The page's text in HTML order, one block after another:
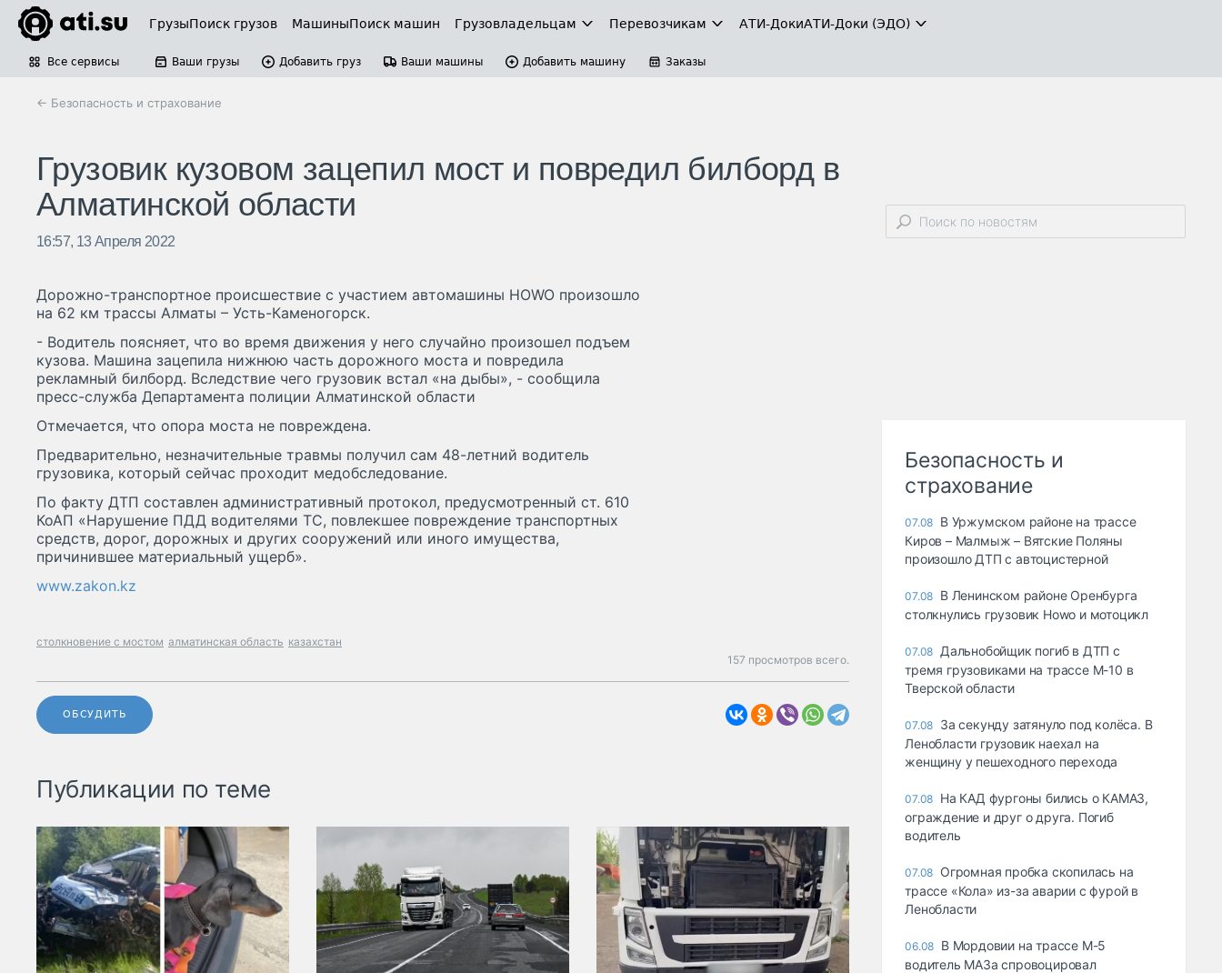
ГрузыПоиск грузов МашиныПоиск машин Грузовладельцам Перевозчикам АТИ-ДокиАТИ-Доки (ЭДО)
Все сервисы Ваши грузы Добавить груз Ваши машины Добавить машину Заказы
← Безопасность и страхование
Грузовик кузовом зацепил мост и повредил билборд в
Алматинской области
16:57, 13 Апреля 2022
Дорожно-транспортное происшествие с участием автомашины HOWO произошло
на 62 км трассы Алматы – Усть-Каменогорск.
- Водитель поясняет, что во время движения у него случайно произошел подъем
кузова. Машина зацепила нижнюю часть дорожного моста и повредила
рекламный билборд. Вследствие чего грузовик встал «на дыбы», - сообщила
пресс-служба Департамента полиции Алматинской области
Отмечается, что опора моста не повреждена.
Предварительно, незначительные травмы получил сам 48-летний водитель
грузовика, который сейчас проходит медобследование.
По факту ДТП составлен административный протокол, предусмотренный ст. 610
КоАП «Нарушение ПДД водителями ТС, повлекшее повреждение транспортных
средств, дорог, дорожных и других сооружений или иного имущества,
причинившее материальный ущерб».
www.zakon.kz
столкновение с мостом алматинская область казахстан
157 просмотров всего.
ОБСУДИТЬ
Публикации по теме
Безопасность и
страхование
07.08 В Уржумском районе на трассе
Киров – Малмыж – Вятские Поляны
произошло ДТП с автоцистерной
07.08 В Ленинском районе Оренбурга
столкнулись грузовик Howo и мотоцикл
07.08 Дальнобойщик погиб в ДТП с
тремя грузовиками на трассе М-10 в
Тверской области
07.08 За секунду затянуло под колёса. В
Ленобласти грузовик наехал на
женщину у пешеходного перехода
07.08 На КАД фургоны бились о КАМАЗ,
ограждение и друг о друга. Погиб
водитель
07.08 Огромная пробка скопилась на
трассе «Кола» из-за аварии с фурой в
Ленобласти
06.08 В Мордовии на трассе М-5
водитель МАЗа спровоцировал